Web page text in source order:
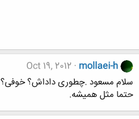
mollaei-h
Oct 19, 2012
سلام مسعود .چطوری داداش؟ خوفی؟
حتما مثل همیشه.